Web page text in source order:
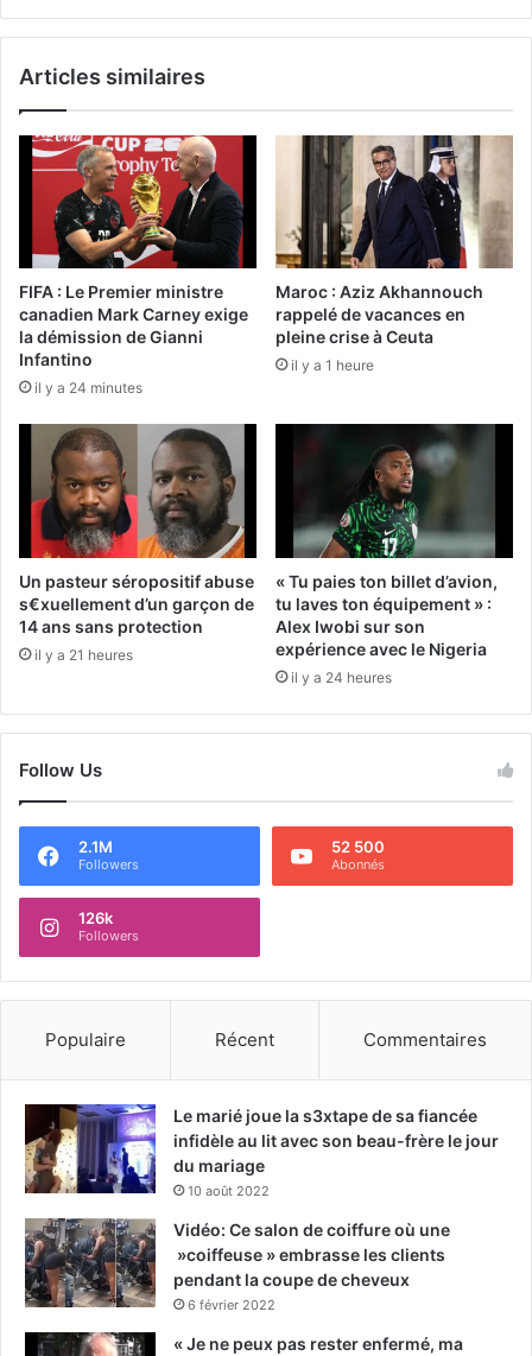
Articles similaires
FIFA : Le Premier ministre
canadien Mark Carney exige
la démission de Gianni
Infantino
il y a 24 minutes
Maroc : Aziz Akhannouch
rappelé de vacances en
pleine crise à Ceuta
il y a 1 heure
Un pasteur séropositif abuse
s€xuellement d’un garçon de
14 ans sans protection
il y a 21 heures
« Tu paies ton billet d’avion,
tu laves ton équipement » :
Alex Iwobi sur son
expérience avec le Nigeria
il y a 24 heures
Follow Us
2.1M
Followers
52 500
Abonnés
126k
Followers
Populaire Récent Commentaires
Le marié joue la s3xtape de sa fiancée
infidèle au lit avec son beau-frère le jour
du mariage
10 août 2022
Vidéo: Ce salon de coiffure où une
»coiffeuse » embrasse les clients
pendant la coupe de cheveux
6 février 2022
« Je ne peux pas rester enfermé, ma